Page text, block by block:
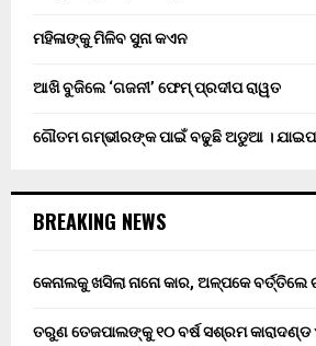
ମହିଳାଙ୍କୁ ମିଳିବ ସୁନା କଏନ
ଆଖି ବୁଜିଲେ ‘ଗଜନୀ’ ଫେମ୍ ପ୍ରଦୀପ ରାୱତ
ଗୌତମ ଗମ୍ଭୀରଙ୍କ ପାଇଁ ବଢୁଛି ଅଡୁଆ ।
BREAKING NEWS
କେନାଲକୁ ଖସିଲା ନାନୋ କାର, ଅଳ୍ପକେ ବର୍ତ୍ତିଲେ
ତରୁଣ ତେଜପାଲଙ୍କୁ ୧୦ ବର୍ଷ ସଶ୍ରମ କାରାଦଣ୍ଡ